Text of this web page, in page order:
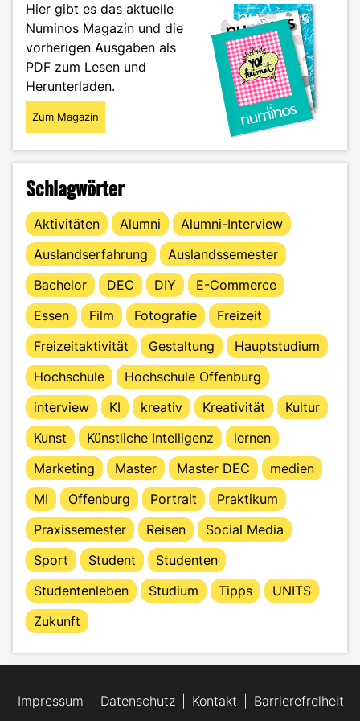
Hier gibt es das aktuelle
Numinos Magazin und die
vorherigen Ausgaben als
PDF zum Lesen und
Herunterladen.
Zum Magazin
Schlagwörter
Aktivitäten Alumni
Alumni-Interview
Auslandserfahrung
Auslandssemester
Bachelor
DEC DIY
E-Commerce
Essen
Film Fotografie
Freizeit
Freizeitaktivität
Gestaltung
Hauptstudium
Hochschule
Hochschule Offenburg
interview
KI kreativ Kreativität
Kultur
Kunst
Künstliche Intelligenz
lernen
Marketing
Master Master DEC
medien
MI
Offenburg Portrait
Praktikum
Praxissemester
Reisen
Social Media
Sport
Student
Studenten
Studentenleben
Studium Tipps
UNITS
Zukunft
Impressum Datenschutz Kontakt Barrierefreiheit